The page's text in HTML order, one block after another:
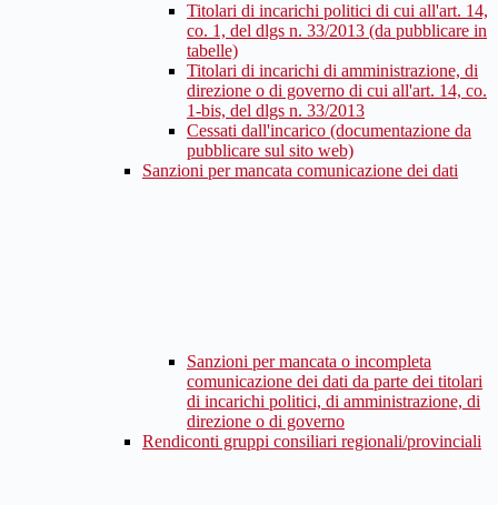
Titolari di incarichi politici di cui all'art. 14,
co. 1, del dlgs n. 33/2013 (da pubblicare in
tabelle)
Titolari di incarichi di amministrazione, di
direzione o di governo di cui all'art. 14, co.
1-bis, del dlgs n. 33/2013
Cessati dall'incarico (documentazione da
pubblicare sul sito web)
Sanzioni per mancata comunicazione dei dati
Sanzioni per mancata o incompleta
comunicazione dei dati da parte dei titolari
di incarichi politici, di amministrazione, di
direzione o di governo
Rendiconti gruppi consiliari regionali/provinciali